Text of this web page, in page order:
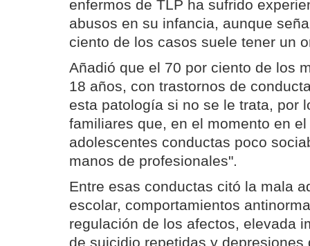
enfermos de TLP ha sufrido
abusos en su infancia, aunque
ciento de los casos suele tener un
Añadió que el 70 por ciento de los
18 años, con trastornos de
esta patología si no se le trata, por
familiares que, en el momento en
adolescentes conductas poco
manos de profesionales".
Entre esas conductas citó la mala
escolar, comportamientos
regulación de los afectos, elevada
de suicidio repetidas y depresiones